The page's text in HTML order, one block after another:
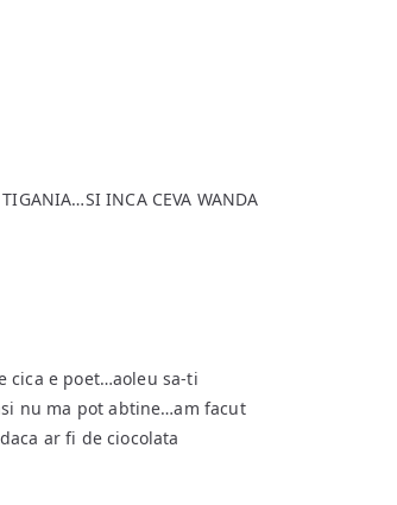
INCA CEVA WANDA
cica e poet…aoleu sa-ti
nu ma pot abtine…am facut
ar fi de ciocolata